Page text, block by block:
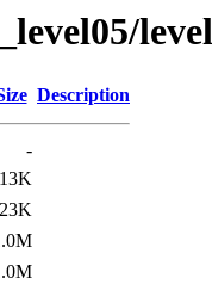
Description
-
13K